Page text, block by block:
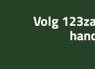
Volg